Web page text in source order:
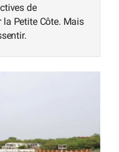
de
Petite Côte. Mais